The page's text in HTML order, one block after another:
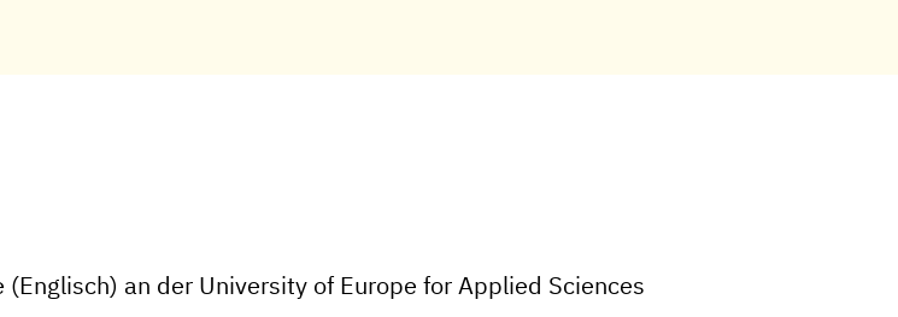
an der University of Europe for Applied Sciences